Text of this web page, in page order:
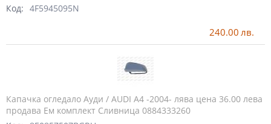
Код: 4F5945095N
240.00 лв.
Капачка огледало Ауди / AUDI A4 -2004- лява цена 36.00 лева
продава Ем комплект Сливница 0884333260